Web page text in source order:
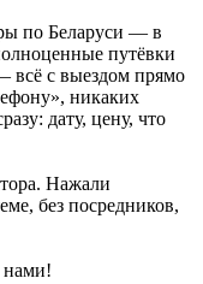
по Беларуси — в
путёвки
всё с выездом прямо
никаких
дату, цену, что
Нажали
без посредников,
нами!